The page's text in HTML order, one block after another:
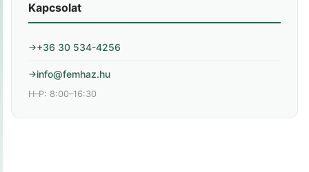
Kapcsolat
+36 30 534-4256
info@femhaz.hu
H–P: 8:00–16:30